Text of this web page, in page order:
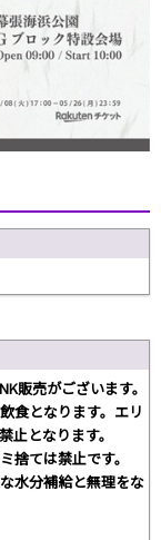
販売がございます。
食となります。エリ
止となります。
ては禁止です。
水分補給と無理をな